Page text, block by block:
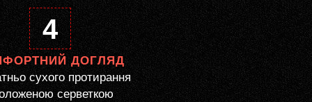
4
ДОГЛЯД
сухого протирання
серветкою